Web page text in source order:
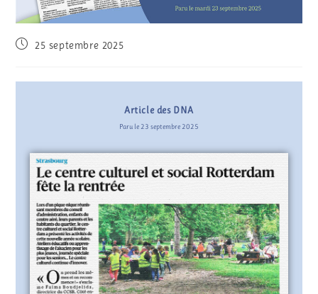
25 septembre 2025
Article des DNA
Paru le 23 septembre 2025